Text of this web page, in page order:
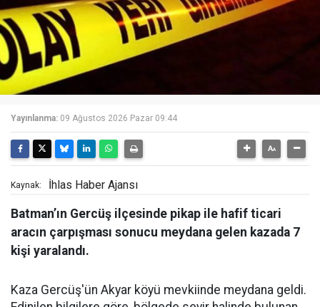
Yayınlanma: 09 Ağustos 2026 Pazar 09:44
Kaynak: İhlas Haber Ajansı
Batman’ın Gercüş ilçesinde pikap ile hafif ticari
aracın çarpışması sonucu meydana gelen kazada 7
kişi yaralandı.
Kaza Gercüş'ün Akyar köyü mevkiinde meydana geldi.